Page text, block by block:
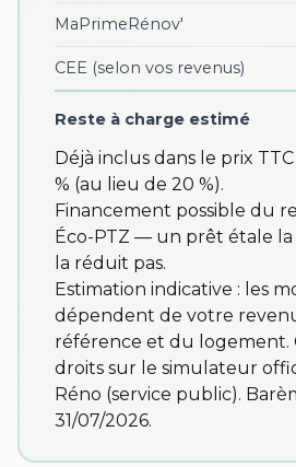
MaPrimeRénov'
CEE (selon vos revenus)
Reste à charge estimé
Déjà inclus dans le prix TTC
% (au lieu de 20 %).
Financement possible du
Éco-PTZ — un prêt étale la
la réduit pas.
Estimation indicative : les
dépendent de votre
référence et du logement.
droits sur le simulateur
Réno (service public).
31/07/2026.